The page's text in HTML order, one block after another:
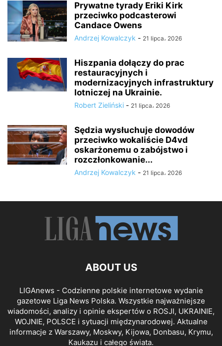
Prywatne tyrady Eriki Kirk
przeciwko podcasterowi
Candace Owens
Andrzej Kowalczyk - 21 lipca، 2026
Hiszpania dołączy do prac
restauracyjnych i
modernizacyjnych infrastruktury
lotniczej na Ukrainie.
Robert Zieliński - 21 lipca، 2026
Sędzia wysłuchuje dowodów
przeciwko wokaliście D4vd
oskarżonemu o zabójstwo i
rozczłonkowanie...
Andrzej Kowalczyk - 21 lipca، 2026
ABOUT US
LIGAnews - Codzienne polskie internetowe wydanie
gazetowe Liga News Polska. Wszystkie najważniejsze
wiadomości, analizy i opinie ekspertów o ROSJI, UKRAINIE,
WOJNIE, POLSCE i sytuacji międzynarodowej. Aktualne
informacje z Warszawy, Moskwy, Kijowa, Donbasu, Krymu,
Kaukazu i całego świata.